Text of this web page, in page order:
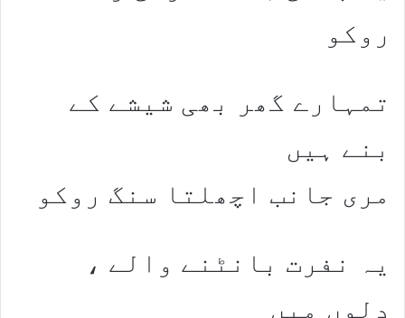
روکو
تمہارے گھر بھی شیشے کے
بنے ہیں
مری جانب اچھلتا سنگ روکو
یہ نفرت بانٹنے والے ،
دلوں میں